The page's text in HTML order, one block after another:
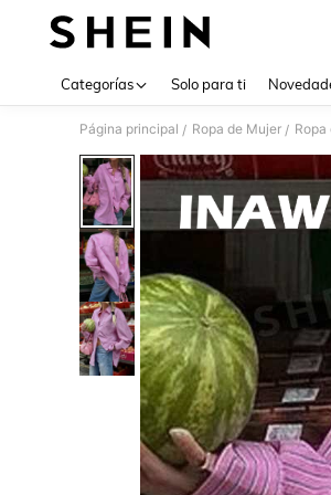
Categorías Solo para ti
Página principal / Ropa de Mujer / Ropa